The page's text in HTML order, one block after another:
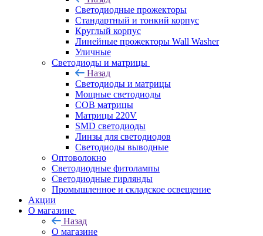
Светодиодные прожекторы
Стандартный и тонкий корпус
Круглый корпус
Линейные прожекторы Wall Washer
Уличные
Светодиоды и матрицы
Назад
Светодиоды и матрицы
Мощные светодиоды
COB матрицы
Матрицы 220V
SMD светодиоды
Линзы для светодиодов
Светодиоды выводные
Оптоволокно
Светодиодные фитолампы
Светодиодные гирлянды
Промышленное и складское освещение
Акции
О магазине
Назад
О магазине